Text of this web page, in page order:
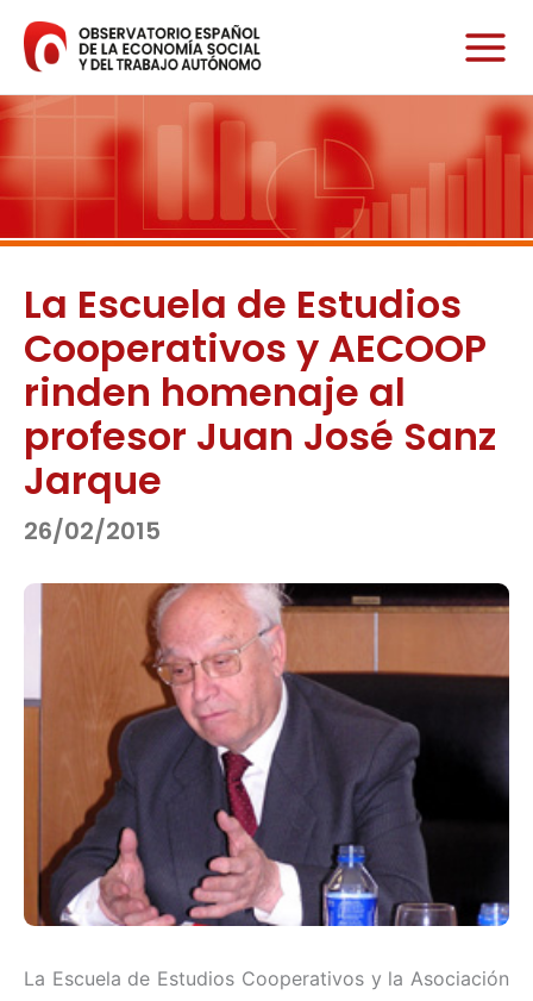
contenido
La Escuela de Estudios
Cooperativos y AECOOP
rinden homenaje al
profesor Juan José Sanz
Jarque
26/02/2015
La Escuela de Estudios Cooperativos y la Asociación